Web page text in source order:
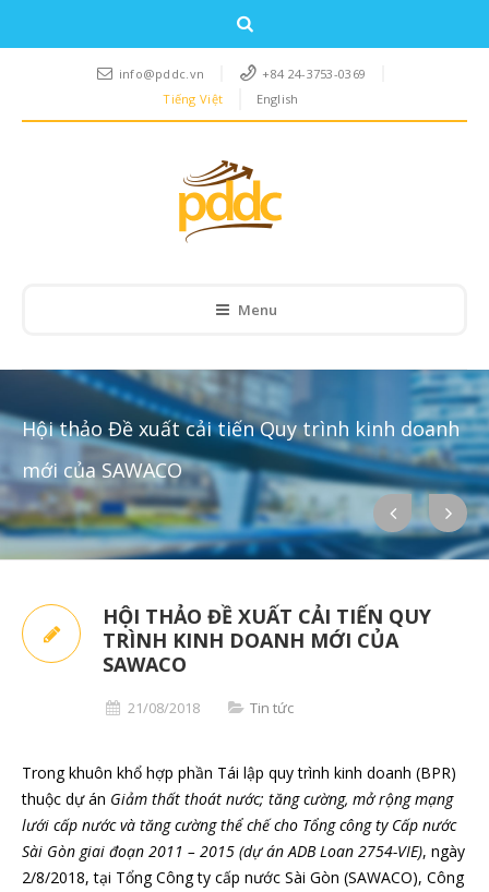
info@pddc.vn
+84 24-3753-0369
Tiếng Việt
English
Menu
Hội thảo Đề xuất cải tiến Quy trình kinh doanh
mới của SAWACO
HỘI THẢO ĐỀ XUẤT CẢI TIẾN QUY
TRÌNH KINH DOANH MỚI CỦA
SAWACO
21/08/2018 Tin tức
Trong khuôn khổ hợp phần Tái lập quy trình kinh doanh (BPR)
thuộc dự án Giảm thất thoát nước; tăng cường, mở rộng mạng
lưới cấp nước và tăng cường thể chế cho Tổng công ty Cấp nước
Sài Gòn giai đoạn 2011 – 2015 (dự án ADB Loan 2754-VIE), ngày
2/8/2018, tại Tổng Công ty cấp nước Sài Gòn (SAWACO), Công